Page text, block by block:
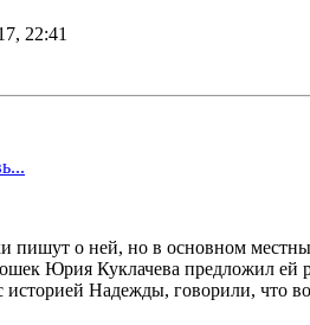
22:41
пишут о ней, но в основном
Юрия Куклачева предложил ей
Надежды, говорили, что